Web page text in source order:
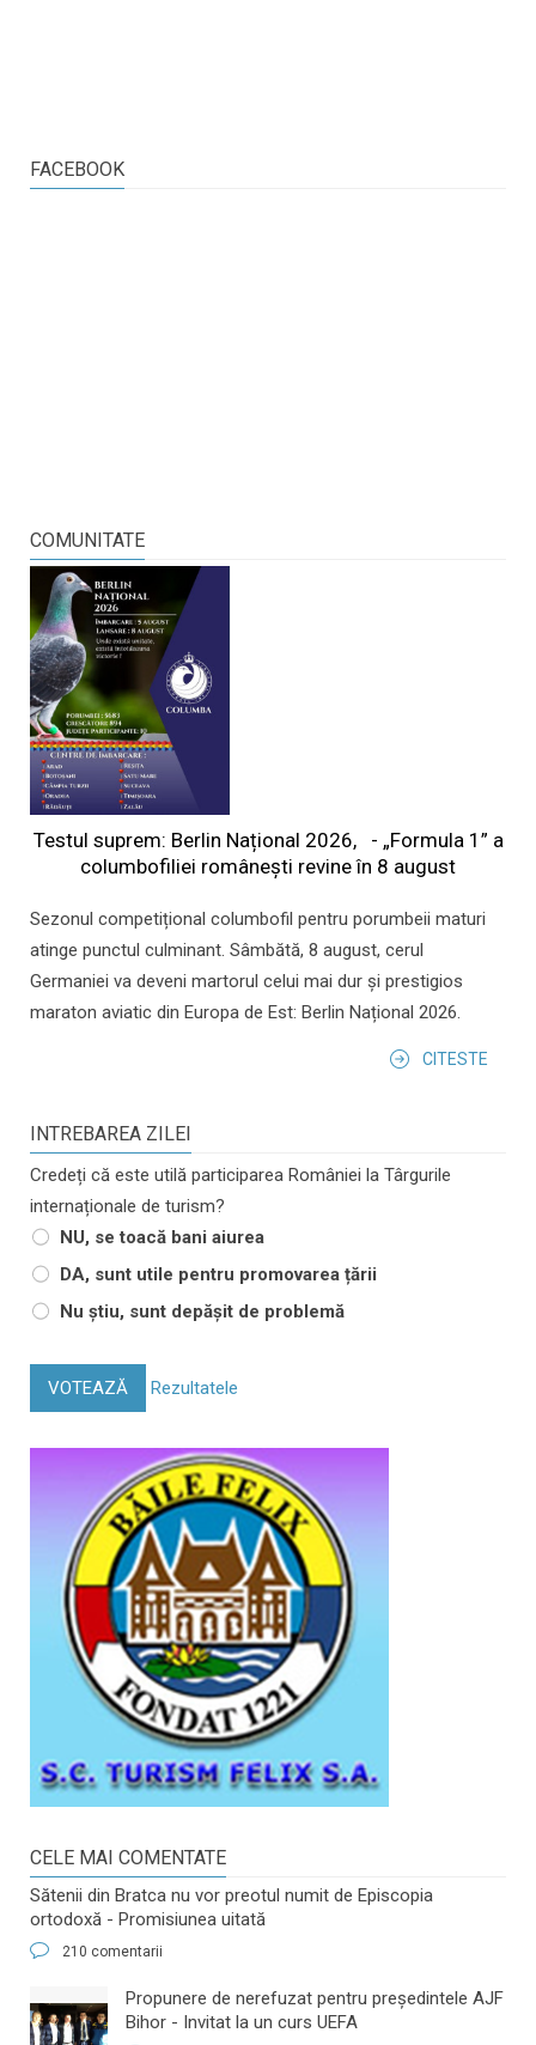
FACEBOOK
COMUNITATE
Testul suprem: Berlin Național 2026, - „Formula 1” a
columbofiliei româneşti revine în 8 august
Sezonul competițional columbofil pentru porumbeii maturi
atinge punctul culminant. Sâmbătă, 8 august, cerul
Germaniei va deveni martorul celui mai dur și prestigios
maraton aviatic din Europa de Est: Berlin Național 2026.
CITESTE
INTREBAREA ZILEI
Credeți că este utilă participarea României la Târgurile
internaționale de turism?
NU, se toacă bani aiurea
DA, sunt utile pentru promovarea țării
Nu știu, sunt depășit de problemă
VOTEAZĂ Rezultatele
CELE MAI COMENTATE
Sătenii din Bratca nu vor preotul numit de Episcopia
ortodoxă - Promisiunea uitată
210 comentarii
​Propunere de nerefuzat pentru preşedintele AJF
Bihor - Invitat la un curs UEFA